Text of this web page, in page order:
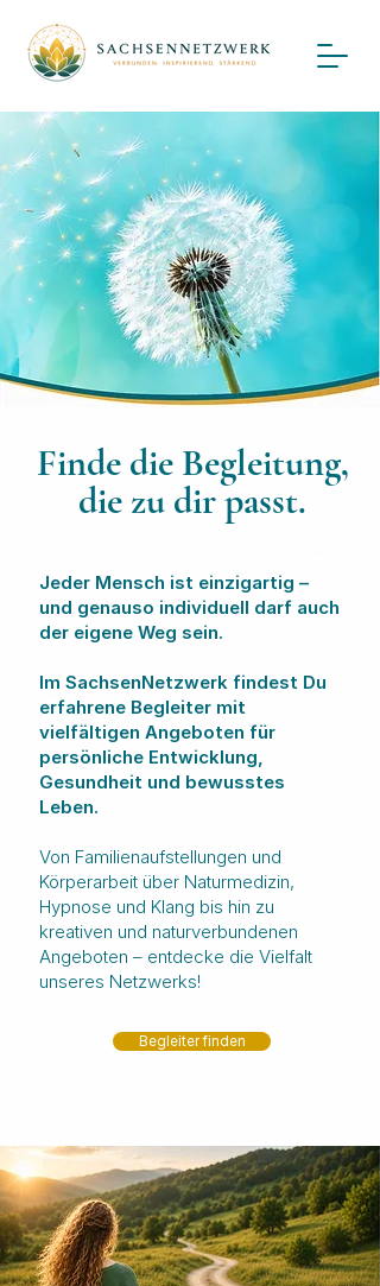
Finde die Begleitung,
die zu dir passt.
Jeder Mensch ist einzigartig –
und genauso individuell darf auch
der eigene Weg sein. ​
Im SachsenNetzwerk findest Du
erfahrene Begleiter mit
vielfältigen Angeboten für
persönliche Entwicklung,
Gesundheit und bewusstes
Leben.
Von Familienaufstellungen und
Körperarbeit über Naturmedizin,
Hypnose und Klang bis hin zu
kreativen und naturverbundenen
Angeboten – entdecke die Vielfalt
unseres Netzwerks!
Begleiter finden